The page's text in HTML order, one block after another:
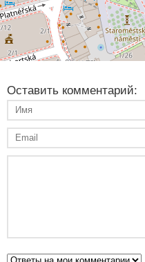
Оставить комментарий: